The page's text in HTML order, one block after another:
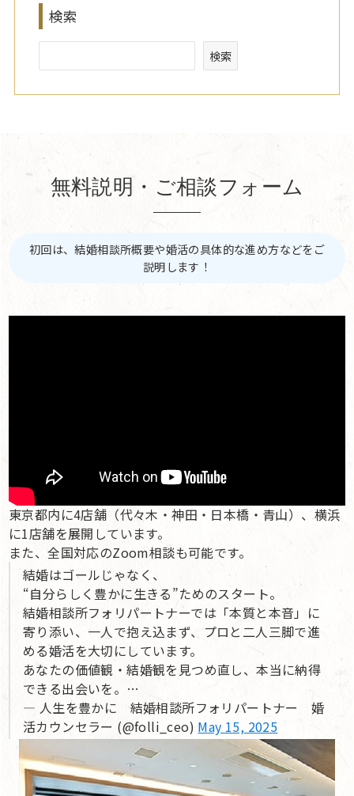
検索
検索
無料説明・ご相談フォーム
初回は、結婚相談所概要や婚活の具体的な進め方などをご
説明します！
東京都内に4店舗（代々木・神田・日本橋・青山）、横浜
に1店舗を展開しています。
また、全国対応のZoom相談も可能です。
結婚はゴールじゃなく、
“自分らしく豊かに生きる”ためのスタート。
結婚相談所フォリパートナーでは「本質と本音」に
寄り添い、一人で抱え込まず、プロと二人三脚で進
める婚活を大切にしています。
あなたの価値観・結婚観を見つめ直し、本当に納得
できる出会いを。…
— 人生を豊かに 結婚相談所フォリパートナー 婚
活カウンセラー (@folli_ceo) May 15, 2025